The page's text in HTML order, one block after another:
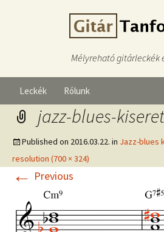
Mélyreható gitárleckék
Leckék Rólunk
jazz-blues-
Published on 2016.03.22. in Jazz-blues
resolution (700 × 324)
← Previous